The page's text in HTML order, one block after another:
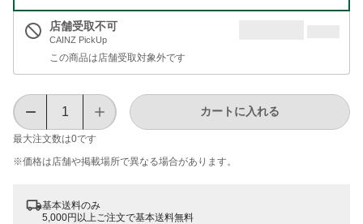
店舗受取不可
CAINZ PickUp
この商品は店舗受取対象外です
最大注文数は0です
カートに入れる
※価格は​店舗や​掲載場所で​異なる​場合が​あります。
基本送料のみ
5,000円以上ご注文で基本送料無料